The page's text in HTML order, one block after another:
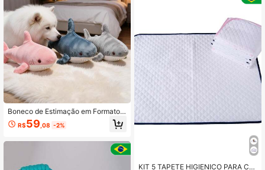
Boneco de Estimação em Formato d
e Tubarão de 45cm, Boneco de Pel
úcia Tie-Dye Colorido, Adequado p
ores Disponíveis, Boneco Companh
eiro de Gato e Cachorro Lavável, B
oneco de Tubarão, Boneco de Pelú
R$59 ,08 -2%
KIT 5 TAPETE HIGIENICO PARA CA